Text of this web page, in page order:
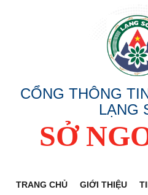
CỔNG THÔNG
LẠNG
SỞ
TRANG CHỦ GIỚI THIỆU